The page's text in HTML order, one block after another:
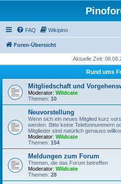
FAQ Wikipino
Foren-Übersicht
Aktuelle Zeit:
Rund ums
Mitgliedschaft und
Moderator: Wildcate
Themen: 10
Neuvorstellung
Wenn sich ein neues Mitglied kurz
werden. Bitte keine Telefonnummern
Mitglieder sind natürlich genauso
Moderator: Wildcate
Themen: 154
Meldungen zum Forum
Themen, die das Forum betreffen
Moderator: Wildcate
Themen: 28